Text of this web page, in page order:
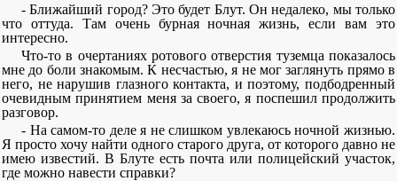
- Ближайший город? Это будет Блут. Он недалеко, мы только
что оттуда. Там очень бурная ночная жизнь, если вам это
интересно.
Что-то в очертаниях ротового отверстия туземца показалось
мне до боли знакомым. К несчастью, я не мог заглянуть прямо в
него, не нарушив глазного контакта, и поэтому, подбодренный
очевидным принятием меня за своего, я поспешил продолжить
разговор.
- На самом-то деле я не слишком увлекаюсь ночной жизнью.
Я просто хочу найти одного старого друга, от которого давно не
имею известий. В Блуте есть почта или полицейский участок,
где можно навести справки?